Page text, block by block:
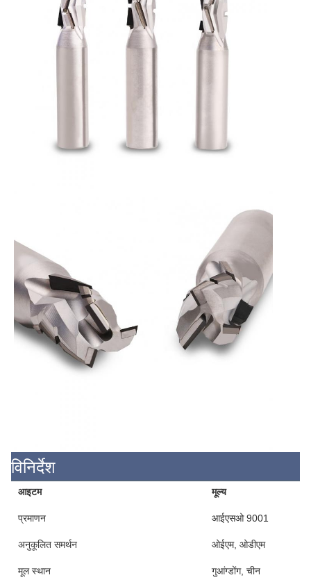
विनिर्देश
आइटम मूल्य
प्रमाणन आईएसओ 9001
अनुकूलित समर्थन ओईएम, ओडीएम
मूल स्थान गुआंग्डोंग, चीन